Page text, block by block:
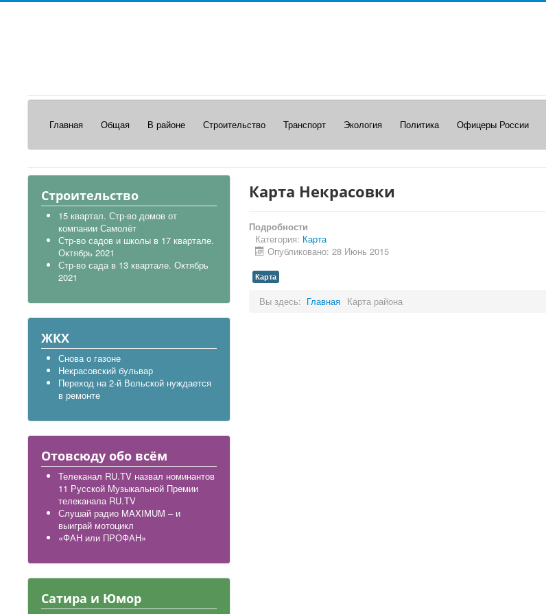
Главная Общая В районе Строительство Транспорт Экология Политика Офицеры России
Строительство
15 квартал. Стр-во домов от
компании Самолёт
Стр-во садов и школы в 17 квартале.
Октябрь 2021
Стр-во сада в 13 квартале. Октябрь
2021
ЖКХ
Снова о газоне
Некрасовский бульвар
Переход на 2-й Вольской нуждается
в ремонте
Отовсюду обо всём
Телеканал RU.TV назвал номинантов
11 Русской Музыкальной Премии
телеканала RU.TV
Слушай радио MAXIMUM – и
выиграй мотоцикл
«ФАН или ПРОФАН»
Сатира и Юмор
Карта Некрасовки
Подробности
Категория: Карта
Опубликовано: 28 Июнь 2015
Карта
Вы здесь: Главная Карта района